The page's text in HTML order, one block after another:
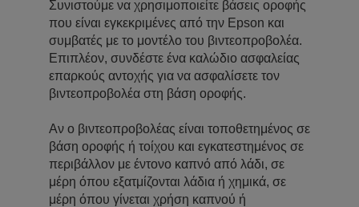
Συνιστούμε να χρησιμοποιείτε βάσεις οροφής
που είναι εγκεκριμένες από την Epson και
συμβατές με το μοντέλο του βιντεοπροβολέα.
Επιπλέον, συνδέστε ένα καλώδιο ασφαλείας
επαρκούς αντοχής για να ασφαλίσετε τον
βιντεοπροβολέα στη βάση οροφής.
Αν ο βιντεοπροβολέας είναι τοποθετημένος σε
βάση οροφής ή τοίχου και εγκατεστημένος σε
περιβάλλον με έντονο καπνό από λάδι, σε
μέρη όπου εξατμίζονται λάδια ή χημικά, σε
μέρη όπου γίνεται χρήση καπνού ή